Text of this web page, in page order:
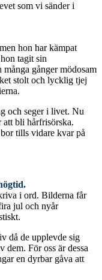
som vi sänder i
hon har kämpat
tagit sin
gånger mödosam
stolt och lycklig tjej
och seger i livet. Nu
bli hårfrisörska.
tills vidare kvar på
i ord. Bilderna får
jul och nyår
då de upplevde sig
dem. För oss är dessa
en dyrbar gåva att